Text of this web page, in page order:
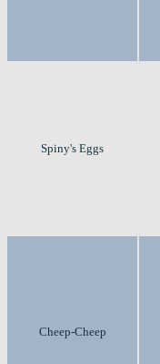
Spiny's Eggs
Cheep-Cheep